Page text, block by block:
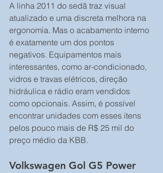
A linha 2011 do sedã traz visual
atualizado e uma discreta melhora na
ergonomia. Mas o acabamento interno
é exatamente um dos pontos
negativos. Equipamentos mais
interessantes, como ar-condicionado,
vidros e travas elétricos, direção
hidráulica e rádio eram vendidos
como opcionais. Assim, é possível
encontrar unidades com esses itens
pelos pouco mais de R$ 25 mil do
preço médio da KBB.
Volkswagen Gol G5 Power